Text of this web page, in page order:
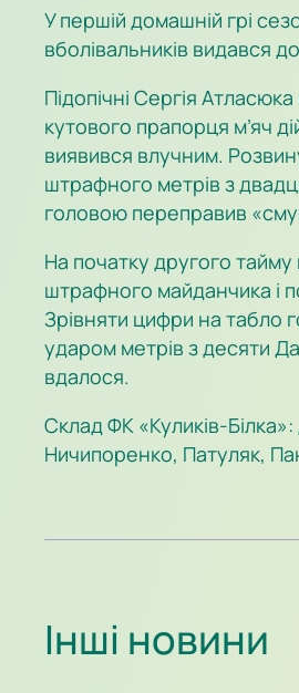
У першій домашній грі
вболівальників видався
Підопічні Сергія
кутового прапорця м’яч
виявився влучним.
штрафного метрів з
головою переправив
На початку другого
штрафного майданчика і
Зрівняти цифри на табло
ударом метрів з десяти
вдалося.
Склад ФК «Куликів-
Ничипоренко, Патуляк,
Інші новини